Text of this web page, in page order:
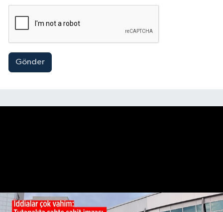
Gönder